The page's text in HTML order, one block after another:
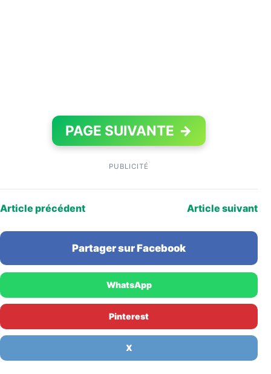
PAGE SUIVANTE →
PUBLICITÉ
Article précédent Article suivant
Partager sur Facebook
WhatsApp
Pinterest
X